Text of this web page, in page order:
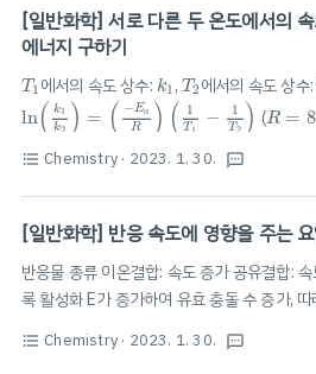
한국으로 되어 있고, 이는 임의로 변경하기 어
상 기기를 통해 미국 계정을 새로 만들어야 합
에뮬레이터 설치 2. 에뮬레이터에
VPN 앱 설치 3. VPN을 이용해 IP 위치를 미
4. 에뮬레이터에 위치 가상화 기능이 있다면,
뮬레..
[일반화학] 서로 다른 두 온도에서의
에너지 구하기
T 1
T1에서의 속도 상수: k1
k ,T2
T2에서의 속도 상
ln( k1
k2 ) = ( −Ea
R ) ( 1
T1
− 1
T 2 )
ln(k1k2 )=(−Ea R)(1T 1− 1T2)
(R =
R=
필요!)
format_list_bulleted Chemistry · 2023. 1. 30. textsms
[일반화학] 반응 속도에 영향을 주는
반응물 종류 이온결합: 속도 증가 공유결합:
록 활성화 E가 증가하여 유효 충돌 수 증가,
을수록(V가 낮을수록) 유효 충돌 수가 증가하
format_list_bulleted Chemistry · 2023. 1. 30. textsms